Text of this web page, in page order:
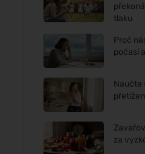
tlaku
Proč
počasí
Naučte
za